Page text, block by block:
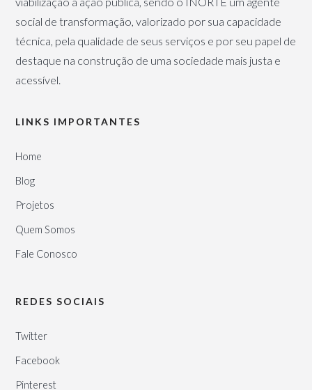
social de transformação, valorizado por sua capacidade
técnica, pela qualidade de seus serviços e por seu papel de
destaque na construção de uma sociedade mais justa e
acessível.
LINKS IMPORTANTES
Home
Blog
Projetos
Quem Somos
Fale Conosco
REDES SOCIAIS
Twitter
Facebook
Pinterest